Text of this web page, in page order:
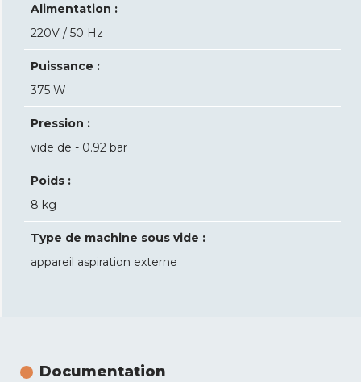
Alimentation :
220V / 50 Hz
Puissance :
375 W
Pression :
vide de - 0.92 bar
Poids :
8 kg
Type de machine sous vide :
appareil aspiration externe
Documentation